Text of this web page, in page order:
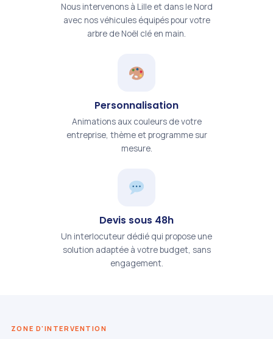
Nous intervenons à Lille et dans le Nord
avec nos véhicules équipés pour votre
arbre de Noël clé en main.
Personnalisation
Animations aux couleurs de votre
entreprise, thème et programme sur
mesure.
Devis sous 48h
Un interlocuteur dédié qui propose une
solution adaptée à votre budget, sans
engagement.
ZONE D'INTERVENTION